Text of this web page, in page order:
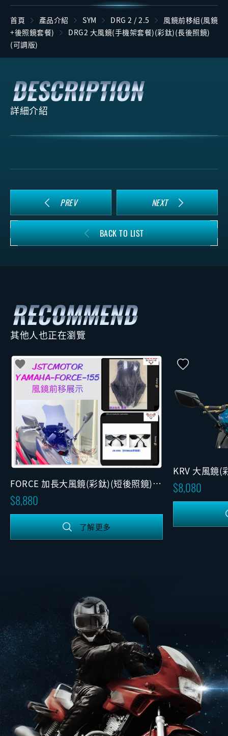
首頁 產品介紹 SYM DRG 2 / 2.5
風鏡前移組(風鏡
+後照鏡套餐)
DRG2 大風鏡(手機架套餐)(彩鈦)(長後照鏡)
(可調版)
詳細介紹
PREV NEXT
BACK TO LIST
其他人也正在瀏覽
FORCE 加長大風鏡(彩鈦)(短後照鏡)
(固定版)
8,880
了解更多
KRV 大風鏡(
8,080